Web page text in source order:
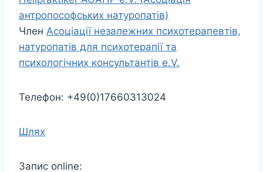
антропософських натуропатів)
Член Асоціації незалежних психотерапевтів,
натуропатів для психотерапії та
психологічних консультантів e.V.
Телефон: +49(0)17660313024
Шлях
Запис online: